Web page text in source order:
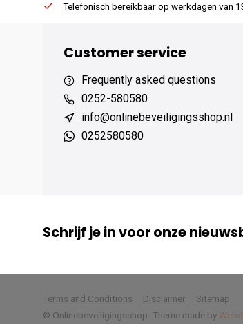
Telefonisch bereikbaar op werkdagen van
Customer service
Frequently asked questions
0252-580580
info@onlinebeveiligingsshop.nl
0252580580
Schrijf je in voor onze
Terms and Conditions Disclaimer
Sitemap
© Onlinebeveiligingsshop- Theme made by